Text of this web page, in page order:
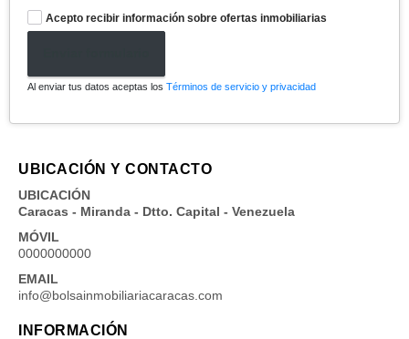
Acepto recibir información sobre ofertas inmobiliarias
Al enviar tus datos aceptas los Términos de servicio y privacidad
UBICACIÓN Y CONTACTO
UBICACIÓN
Caracas - Miranda - Dtto. Capital - Venezuela
MÓVIL
0000000000
EMAIL
info@bolsainmobiliariacaracas.com
INFORMACIÓN